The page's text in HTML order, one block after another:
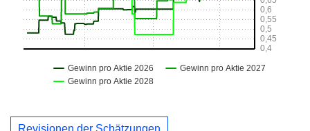
Revisionen der Schätzungen